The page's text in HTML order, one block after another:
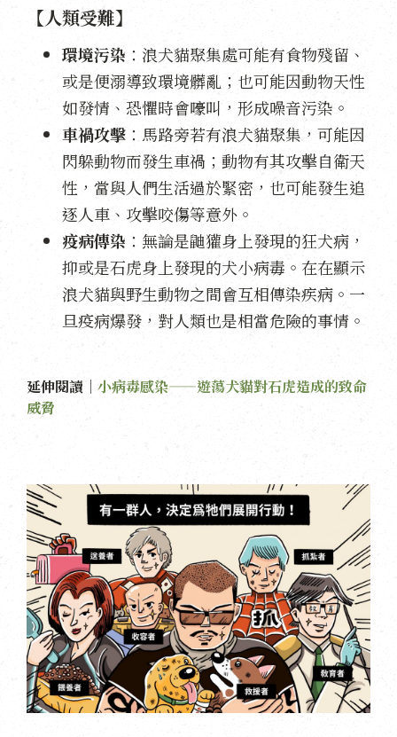
【人類受難】
環境污染 ：浪犬貓聚集處可能有食物殘留、
或是便溺導致環境髒亂；也可能因動物天性
如發情、恐懼時會嚎叫，形成噪音污染。
車禍攻擊 ：馬路旁若有浪犬貓聚集，可能因
閃躲動物而發生車禍；動物有其攻擊自衛天
性，當與人們生活過於緊密，也可能發生追
逐人車、攻擊咬傷等意外。
疫病傳染 ：無論是鼬獾身上發現的狂犬病，
抑或是石虎身上發現的犬小病毒。在在顯示
浪犬貓與野生動物之間會互相傳染疾病。一
旦疫病爆發，對人類也是相當危險的事情。
延伸閱讀｜ 小病毒感染——遊蕩犬貓對石虎造成的致命
威脅